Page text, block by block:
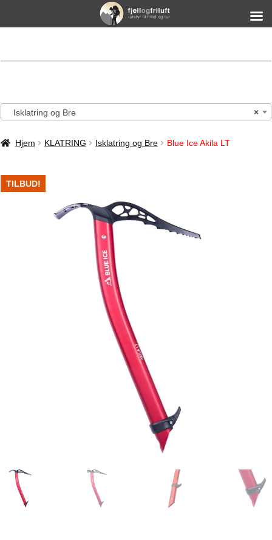
×
Isklatring og Bre
Hjem KLATRING Isklatring og Bre Blue Ice Akila LT
TILBUD!